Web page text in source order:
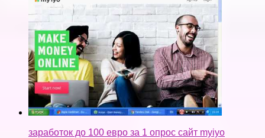
заработок до 100 евро за 1 опрос сайт myiyo